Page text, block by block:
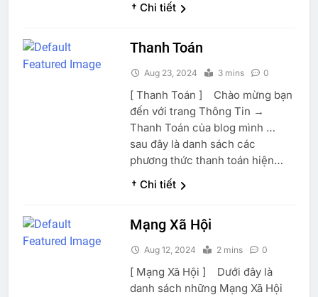
† Chi tiết
Thanh Toán
Aug 23, 2024 3 mins 0
[ Thanh Toán ] Chào mừng bạn
đến với trang Thông Tin →
Thanh Toán của blog mình …
sau đây là danh sách các
phương thức thanh toán hiện…
† Chi tiết
Mạng Xã Hội
Aug 12, 2024 2 mins 0
[ Mạng Xã Hội ] Dưới đây là
danh sách những Mạng Xã Hội